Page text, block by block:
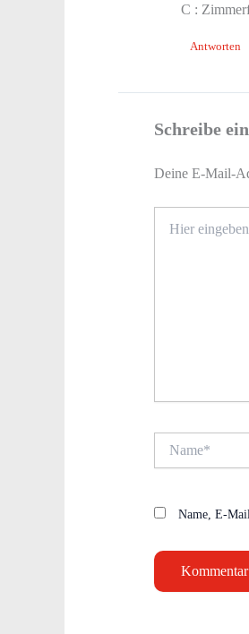
C :
Antworten
Schreibe
Deine E-Mail-
eingeben…
Name, E-